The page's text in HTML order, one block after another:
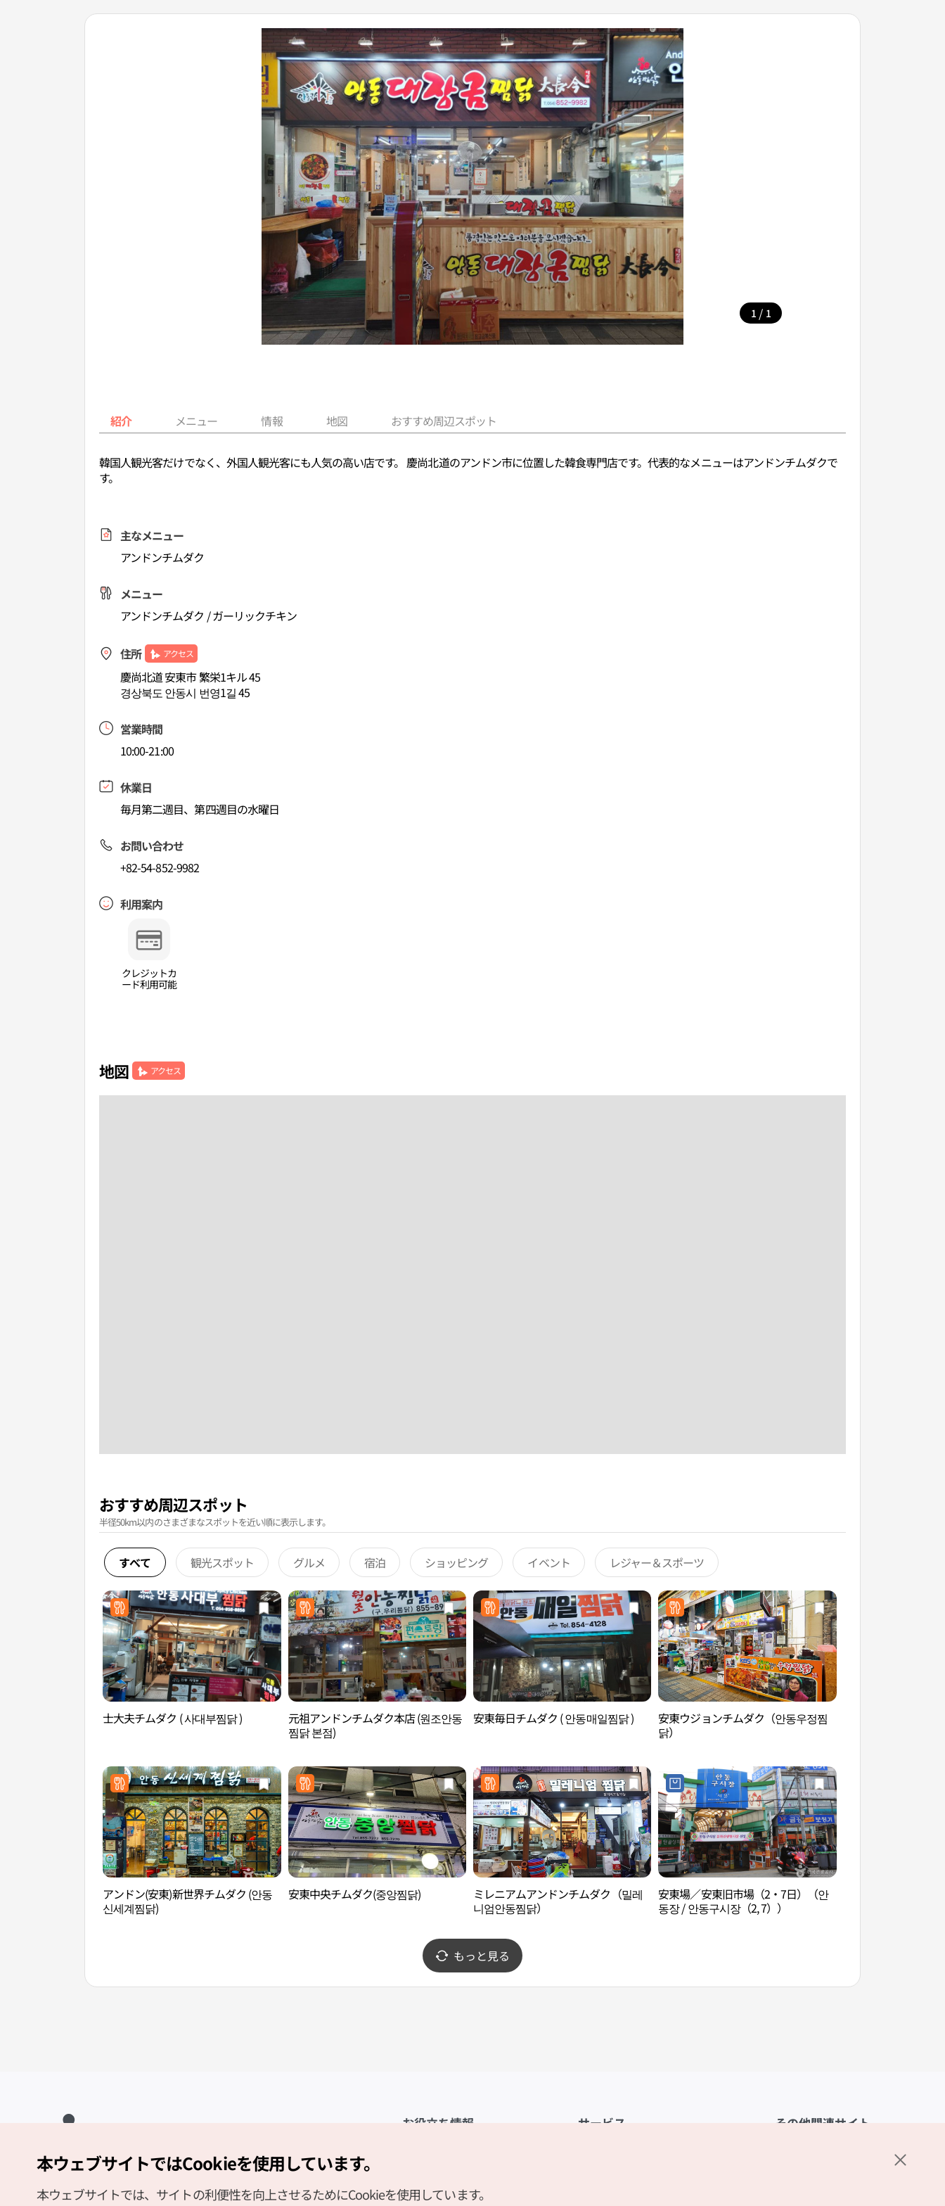
1 / 1
紹介 メニュー 情報 地図 おすすめ周辺スポット
韓国人観光客だけでなく、外国人観光客にも人気の高い店です。 慶尚北道のアンドン市に位置した韓食専門店です。代表的なメニューはアンドンチムダクで
す。
主なメニュー
アンドンチムダク
メニュー
アンドンチムダク / ガーリックチキン
住所 アクセス
慶尚北道 安東市 繁栄1キル 45
경상북도 안동시 번영1길 45
営業時間
10:00-21:00
休業日
毎月第二週目、第四週目の水曜日
お問い合わせ
+82-54-852-9982
利用案内
クレジットカ
ード利用可能
地図 アクセス
おすすめ周辺スポット
半径50km以内のさまざまなスポットを近い順に表示します。
すべて 観光スポット グルメ 宿泊 ショッピング イベント レジャー＆スポーツ
士大夫チムダク ( 사대부찜닭 )
元祖アンドンチムダク本店 (원조안동
찜닭 본점)
安東毎日チムダク ( 안동매일찜닭 )
安東ウジョンチムダク（안동우정찜
닭）
アンドン(安東)新世界チムダク (안동
신세계찜닭)
安東中央チムダク(중앙찜닭)
ミレニアムアンドンチムダク（밀레
니엄안동찜닭）
安東場／安東旧市場（2・7日）（안
동장 / 안동구시장（2, 7））
もっと見る
お役立ち情報
観光資料ダウンロード
サービス その他関連サイト
Copyright (c) Korea Tourism Organization All Rights Reserved.
サイトエラー報告
公式メール
本ウェブサイトではCookieを使用しています。
本ウェブサイトでは、サイトの利便性を向上させるためにCookieを使用しています。